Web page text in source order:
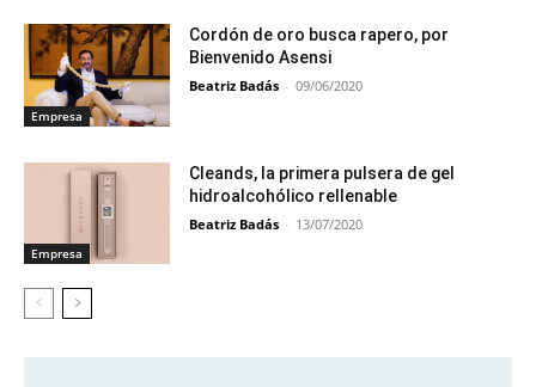
Empresa
Cordón de oro busca rapero, por
Bienvenido Asensi
Beatriz Badás - 09/06/2020
Empresa
Cleands, la primera pulsera de gel
hidroalcohólico rellenable
Beatriz Badás - 13/07/2020